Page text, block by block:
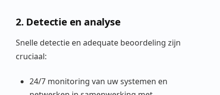
2. Detectie en analyse
Snelle detectie en adequate beoordeling zijn
cruciaal:
24/7 monitoring van uw systemen en